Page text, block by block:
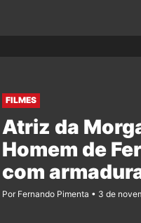
FILMES
Atriz da
Homem de
com
Por Fernando Pimenta 3 de